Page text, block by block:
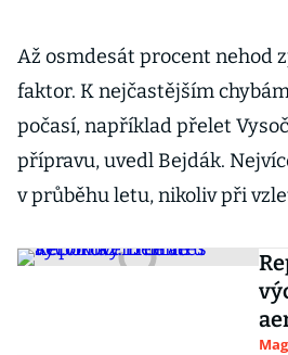
Až osmdesát procent nehod
faktor. K nejčastějším
počasí, například přelet
přípravu, uvedl Bejdák.
v průběhu letu, nikoliv při